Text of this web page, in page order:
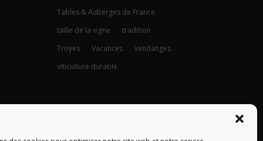
Tables & Auberges de France
taille de la vigne
tradition
Troyes
Vacances
vendanges
viticulture durable